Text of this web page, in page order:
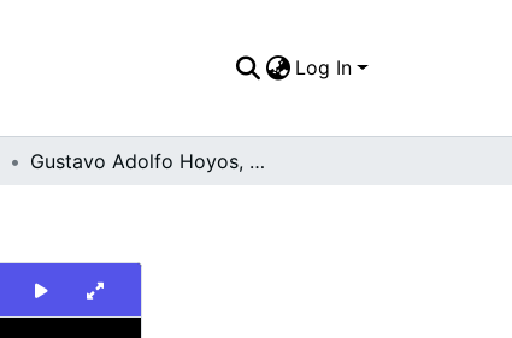
Log In
Gustavo Adolfo Hoyos, en su caballo. Ulloa